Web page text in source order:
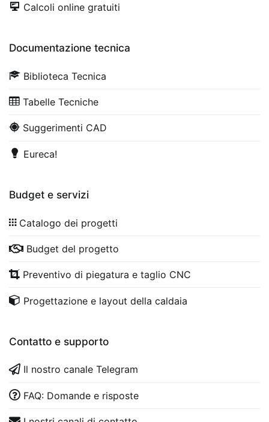
Calcoli online gratuiti
Documentazione tecnica
Biblioteca Tecnica
Tabelle Tecniche
Suggerimenti CAD
Eureca!
Budget e servizi
Catalogo dei progetti
Budget del progetto
Preventivo di piegatura e taglio CNC
Progettazione e layout della caldaia
Contatto e supporto
Il nostro canale Telegram
FAQ: Domande e risposte